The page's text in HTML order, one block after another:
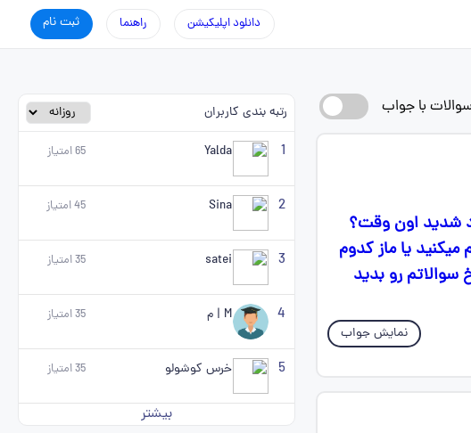
ثبت نام راهنما دانلود اپلیکیشن
با جواب
شدید اون وقت؟
یا ماز کدوم
سوالاتم رو بدید
نمایش جواب
رتبه بندی کاربران
1
Yalda
65امتیاز
2
Sina
45امتیاز
3
satei
35امتیاز
4 M |‌ ‌م 35امتیاز
5 خرس کوشولو 35امتیاز
بیشتر